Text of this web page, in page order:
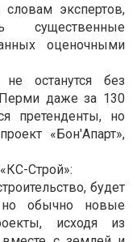
экспертов,
существенные
оценочными
останутся без
даже за 130
претенденты, но
«Бон'Апарт»,
Строй»:
будет
но обычно новые
исходя из